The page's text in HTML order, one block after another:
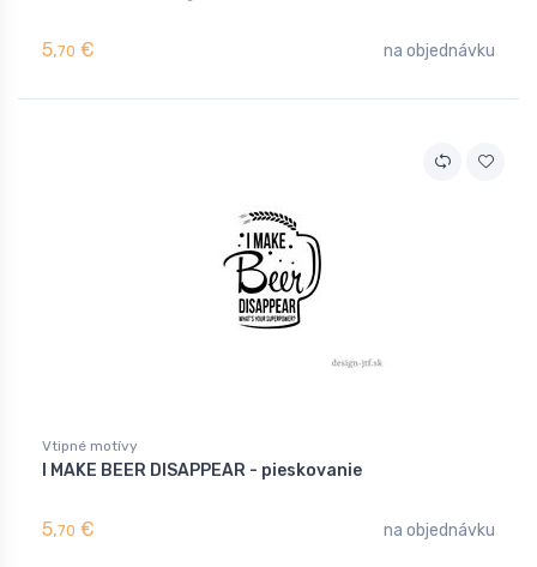
5,70 € na objednávku
Vtipné motívy
I MAKE BEER DISAPPEAR - pieskovanie
5,70 € na objednávku